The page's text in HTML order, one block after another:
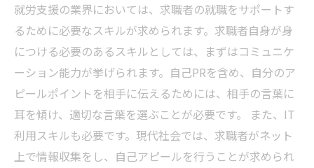
就労支援の業界においては、求職者の就職をサポートす
るために必要なスキルが求められます。求職者自身が身
につける必要のあるスキルとしては、まずはコミュニケ
ーション能力が挙げられます。自己PRを含め、自分のア
ピールポイントを相手に伝えるためには、相手の言葉に
耳を傾け、適切な言葉を選ぶことが必要です。 また、IT
利用スキルも必要です。現代社会では、求職者がネット
上で情報収集をし、自己アピールを行うことが求められ